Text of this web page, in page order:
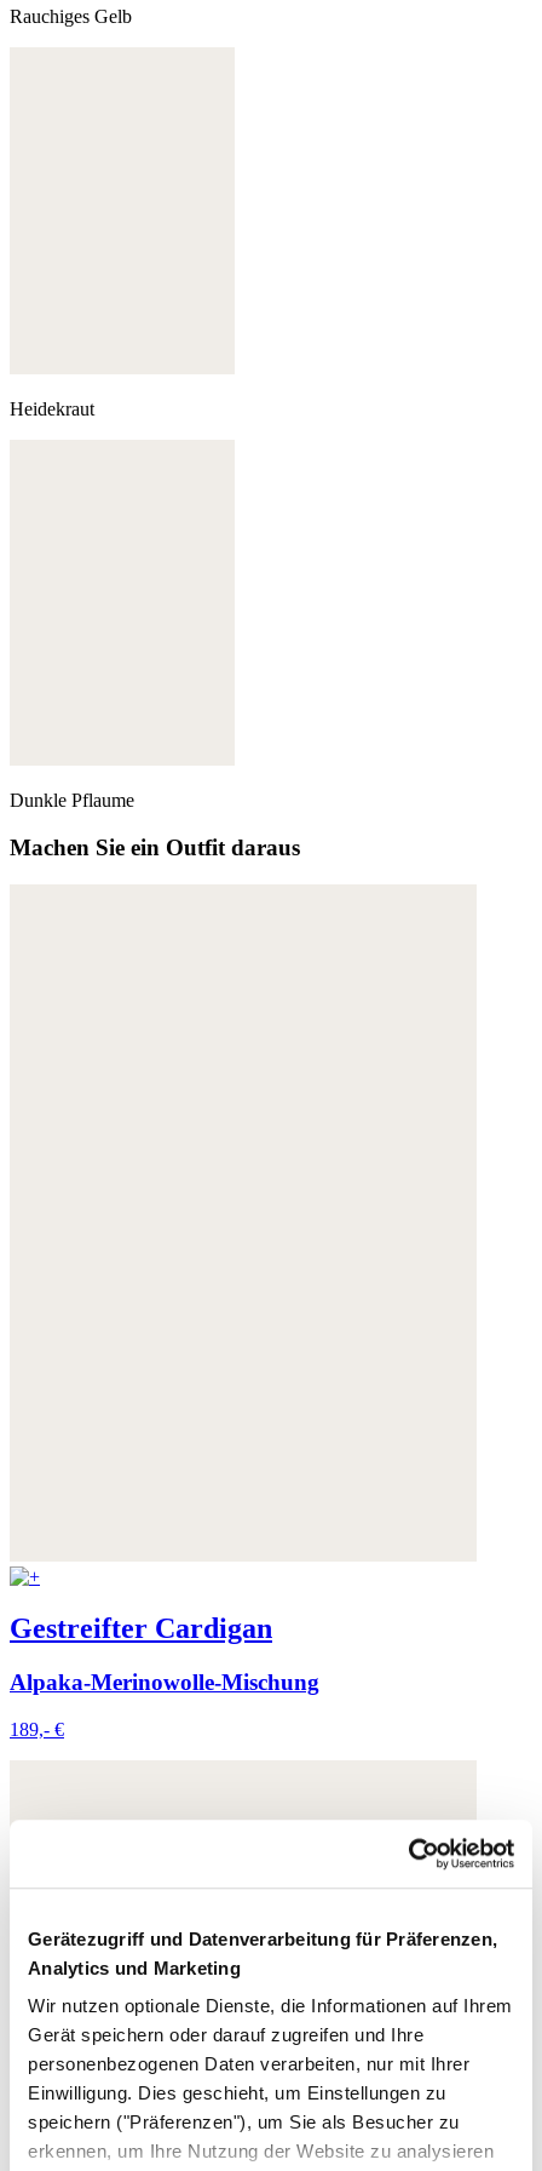
Gerätezugriff und Datenverarbeitung für Präferenzen,
Analytics und Marketing
Wir nutzen optionale Dienste, die Informationen auf Ihrem
Gerät speichern oder darauf zugreifen und Ihre
personenbezogenen Daten verarbeiten, nur mit Ihrer
Einwilligung. Dies geschieht, um Einstellungen zu
speichern ("Präferenzen"), um Sie als Besucher zu
erkennen, um Ihre Nutzung der Website zu analysieren
Rauchiges Gelb
Heidekraut
Dunkle Pflaume
Machen Sie ein Outfit daraus
Gestreifter Cardigan
Alpaka-Merinowolle-Mischung
189,- €